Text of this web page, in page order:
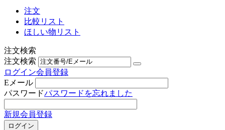
注文
比較リスト
ほしい物リスト
注文検索
注文検索
ログイン会員登録
Eメール
パスワードパスワードを忘れました
新規会員登録
ログイン